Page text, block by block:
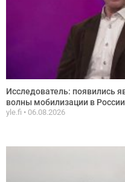
Исследователь: появились
волны мобилизации в России
yle.fi 06.08.2026